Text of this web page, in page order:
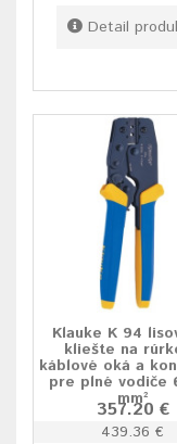
Detail
Klauke K 94
kliešte na
káblové oká a
pre plné vodiče
mm²
357.20 €
439.36 €